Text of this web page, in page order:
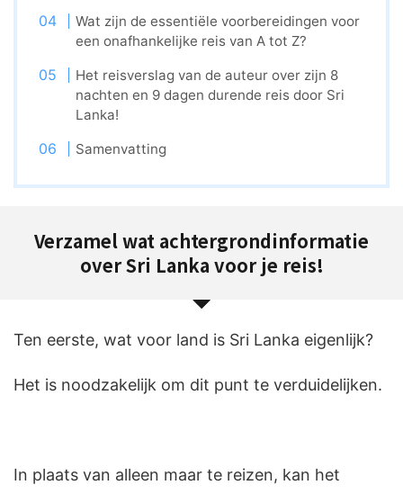
Wat zijn de essentiële voorbereidingen voor
een onafhankelijke reis van A tot Z?
Het reisverslag van de auteur over zijn 8
nachten en 9 dagen durende reis door Sri
Lanka!
Samenvatting
Verzamel wat achtergrondinformatie
over Sri Lanka voor je reis!
Ten eerste, wat voor land is Sri Lanka eigenlijk?
Het is noodzakelijk om dit punt te verduidelijken.
In plaats van alleen maar te reizen, kan het